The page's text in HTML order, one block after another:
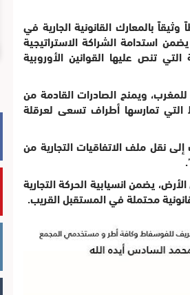
بالمعارك القانونية الجارية في
استدامة الشراكة الاستراتيجية
التي تنص عليها القوانين الأوروبية
ويمنح الصادرات القادمة من
تمارسها أطراف تسعى لعرقلة
نقل ملف الاتفاقيات التجارية من
يضمن انسيابية الحركة التجارية
محتملة في المستقبل القريب.